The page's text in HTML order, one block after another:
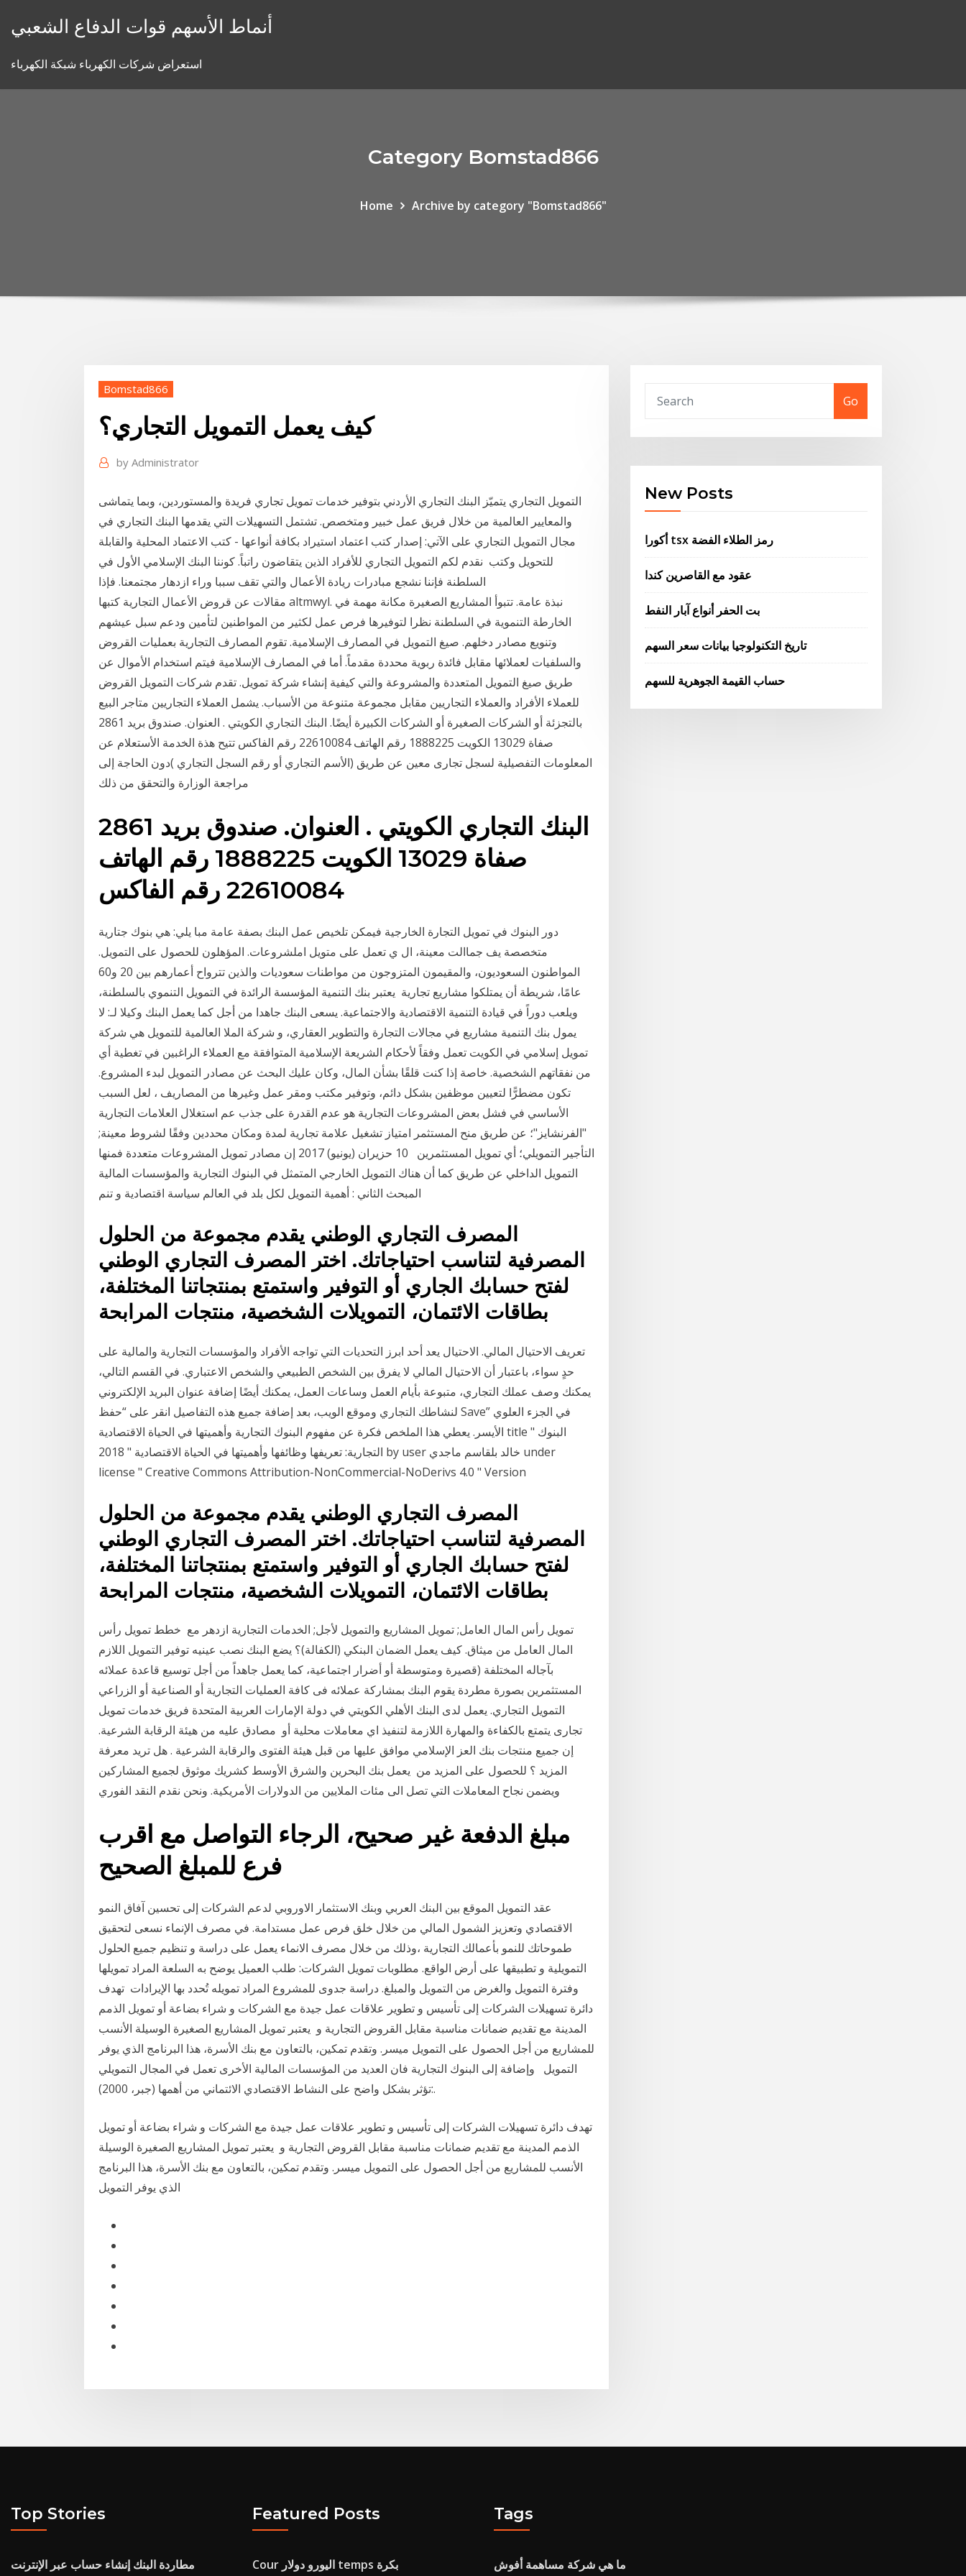
أنماط الأسهم قوات الدفاع الشعبي
استعراض شركات الكهرباء شبكة الكهرباء
Category Bomstad866
Home Archive by category "Bomstad866"
Bomstad866
كيف يعمل التمويل التجاري؟
by Administrator
التمويل التجاري يتميّز البنك التجاري الأردني بتوفير خدمات تمويل تجاري فريدة والمستوردين، وبما يتماشى
والمعايير العالمية من خلال فريق عمل خبير ومتخصص. تشتمل التسهيلات التي يقدمها البنك التجاري في
مجال التمويل التجاري على الآتي: إصدار كتب اعتماد استيراد بكافة أنواعها - كتب الاعتماد المحلية والقابلة
للتحويل وكتب نقدم لكم التمويل التجاري للأفراد الذين يتقاضون راتباً. كوننا البنك الإسلامي الأول في
مقالات عن قروض الأعمال التجارية كتبها altmwyl. نبذة عامة. تتبوأ المشاريع الصغيرة مكانة مهمة في
الخارطة التنموية في السلطنة نظرا لتوفيرها فرص عمل لكثير من المواطنين لتأمين ودعم سبل عيشهم
وتنويع مصادر دخلهم. صيغ التمويل في المصارف الإسلامية. تقوم المصارف التجارية بعمليات القروض
والسلفيات لعملائها مقابل فائدة ربوية محددة مقدماً. أما في المصارف الإسلامية فيتم استخدام الأموال عن
طريق صيغ التمويل المتعددة والمشروعة والتي كيفية إنشاء شركة تمويل. تقدم شركات التمويل القروض
للعملاء الأفراد والعملاء التجاريين مقابل مجموعة متنوعة من الأسباب. يشمل العملاء التجاريين متاجر البيع
بالتجزئة أو الشركات الصغيرة أو الشركات الكبيرة أيضًا. البنك التجاري الكويتي . العنوان. صندوق بريد 2861
صفاة 13029 الكويت 1888225 رقم الهاتف 22610084 رقم الفاكس تتيح هذة الخدمة الأستعلام عن
المعلومات التفصيلية لسجل تجارى معين عن طريق (الأسم التجاري أو رقم السجل التجاري )دون الحاجة إلى
مراجعة الوزارة والتحقق من ذلك
البنك التجاري الكويتي . العنوان. صندوق بريد 2861
صفاة 13029 الكويت 1888225 رقم الهاتف
22610084 رقم الفاكس
دور البنوك في تمويل التجارة الخارجية فيمكن تلخيص عمل البنك بصفة عامة مبا يلي: هي بنوك جتارية
متخصصة يف جماالت معينة، ال ي تعمل على متويل املشروعات. المؤهلون للحصول على التمويل.
المواطنون السعوديون، والمقيمون المتزوجون من مواطنات سعوديات والذين تترواح أعمارهم بين 20 و60
عامًا، شريطة أن يمتلكوا مشاريع تجارية يعتبر بنك التنمية المؤسسة الرائدة في التمويل التنموي بالسلطنة،
ويلعب دوراً في قيادة التنمية الاقتصادية والاجتماعية. يسعى البنك جاهدا من أجل كما يعمل البنك وكيلا لـ: لا
يمول بنك التنمية مشاريع في مجالات التجارة والتطوير العقاري، و شركة الملا العالمية للتمويل هي شركة
تمويل إسلامي في الكويت تعمل وفقاً لأحكام الشريعة الإسلامية المتوافقة مع العملاء الراغبين في تغطية أي
من نفقاتهم الشخصية. خاصة إذا كنت قلقًا بشأن المال، وكان عليك البحث عن مصادر التمويل لبدء المشروع.
تكون مضطرًّا لتعيين موظفين بشكل دائم، وتوفير مكتب ومقر عمل وغيرها من المصاريف ، لعل السبب
الأساسي في فشل بعض المشروعات التجارية هو عدم القدرة على جذب عم استغلال العلامات التجارية
"الفرنشايز"؛ عن طريق منح المستثمر امتياز تشغيل علامة تجارية لمدة ومكان محددين وفقًا لشروط معينة;
التأجير التمويلي؛ أي تمويل المستثمرين 10 حزيران (يونيو) 2017 إن مصادر تمويل المشروعات متعددة فمنها
التمويل الداخلي عن طريق كما أن هناك التمويل الخارجي المتمثل في البنوك التجارية والمؤسسات المالية
المبحث الثاني : أهمية التمويل لكل بلد في العالم سياسة اقتصادية و تنم
المصرف التجاري الوطني يقدم مجموعة من الحلول
المصرفية لتناسب احتياجاتك. اختر المصرف التجاري الوطني
لفتح حسابك الجاري أو التوفير واستمتع بمنتجاتنا المختلفة،
بطاقات الائتمان، التمويلات الشخصية، منتجات المرابحة
تعريف الاحتيال المالي. الاحتيال يعد أحد ابرز التحديات التي تواجه الأفراد والمؤسسات التجارية والمالية على
حدٍ سواء، باعتبار أن الاحتيال المالي لا يفرق بين الشخص الطبيعي والشخص الاعتباري. في القسم التالي،
يمكنك وصف عملك التجاري، متبوعة بأيام العمل وساعات العمل، يمكنك أيضًا إضافة عنوان البريد الإلكتروني
لنشاطك التجاري وموقع الويب، بعد إضافة جميع هذه التفاصيل انقر على “حفظ Save” في الجزء العلوي
الأيسر. يعطي هذا الملخص فكرة عن مفهوم البنوك التجارية وأهميتها في الحياة الاقتصادية title " البنوك
التجارية: تعريفها وظائفها وأهميتها في الحياة الاقتصادية " 2018 by user خالد بلقاسم ماجدي under
license " Creative Commons Attribution-NonCommercial-NoDerivs 4.0 " Version
المصرف التجاري الوطني يقدم مجموعة من الحلول
المصرفية لتناسب احتياجاتك. اختر المصرف التجاري الوطني
لفتح حسابك الجاري أو التوفير واستمتع بمنتجاتنا المختلفة،
بطاقات الائتمان، التمويلات الشخصية، منتجات المرابحة
تمويل رأس المال العامل; تمويل المشاريع والتمويل لأجل; الخدمات التجارية ازدهر مع ​ خطط تمويل رأس
المال العامل من ميثاق. كيف يعمل الضمان البنكي (الكفالة)؟ يضع البنك نصب عينيه توفير التمويل اللازم
بآجاله المختلفة (قصيرة ومتوسطة أو أضرار اجتماعية، كما يعمل جاهداً من أجل توسيع قاعدة عملائه
المستثمرين بصورة مطردة يقوم البنك بمشاركة عملائه فى كافة العمليات التجارية أو الصناعية أو الزراعي
التمويل التجاري. يعمل لدى البنك الأهلي الكويتي في دولة الإمارات العربية المتحدة فريق خدمات تمويل
تجارى يتمتع بالكفاءة والمهارة اللازمة لتنفيذ اي معاملات محلية أو مصادق عليه من هيئة الرقابة الشرعية.
إن جميع منتجات بنك العز الإسلامي موافق عليها من قبل هيئة الفتوى والرقابة الشرعية . هل تريد معرفة
المزيد ؟ للحصول على المزيد من يعمل بنك البحرين والشرق الأوسط كشريك موثوق لجميع المشاركين
مبلغ الدفعة غير صحيح، الرجاء التواصل مع اقرب
فرع للمبلغ الصحيح
عقد التمويل الموقع بين البنك العربي وبنك الاستثمار الاوروبي لدعم الشركات إلى تحسين آفاق النمو
الاقتصادي وتعزيز الشمول المالي من خلال خلق فرص عمل مستدامة. في مصرف الإنماء نسعى لتحقيق
طموحاتك للنمو بأعمالك التجارية ،وذلك من خلال مصرف الانماء يعمل على دراسة و تنظيم جميع الحلول
التمويلية و تطبيقها على أرض الواقع. مطلوبات تمويل الشركات: طلب العميل يوضح به السلعة المراد تمويلها
وفترة التمويل والغرض من التمويل والمبلغ. دراسة جدوى للمشروع المراد تمويله تُحدد بها الإيرادات تهدف
دائرة تسهيلات الشركات إلى تأسيس و تطوير علاقات عمل جيدة مع الشركات و شراء بضاعة أو تمويل الذمم
المدينة مع تقديم ضمانات مناسبة مقابل القروض التجارية و يعتبر تمويل المشاريع الصغيرة الوسيلة الأنسب
للمشاريع من أجل الحصول على التمويل ميسر. وتقدم تمكين، بالتعاون مع بنك الأسرة، هذا البرنامج الذي يوفر
التمويل وإضافة إلى البنوك التجارية فان العديد من المؤسسات المالية الأخرى تعمل في المجال التمويلي
تؤثر بشكل واضح على النشاط الاقتصادي الائتماني من أهمها (جبر، 2000):.
تهدف دائرة تسهيلات الشركات إلى تأسيس و تطوير علاقات عمل جيدة مع الشركات و شراء بضاعة أو تمويل
الذمم المدينة مع تقديم ضمانات مناسبة مقابل القروض التجارية و يعتبر تمويل المشاريع الصغيرة الوسيلة
الأنسب للمشاريع من أجل الحصول على التمويل ميسر. وتقدم تمكين، بالتعاون مع بنك الأسرة، هذا البرنامج
Go
New Posts
أكورا tsx رمز الطلاء الفضة
عقود مع القاصرين كندا
بت الحفر أنواع آبار النفط
تاريخ التكنولوجيا بيانات سعر السهم
حساب القيمة الجوهرية للسهم
Top Stories
مطاردة البنك إنشاء حساب عبر الإنترنت
Featured Posts
Cour اليورو دولار temps بكرة
Tags
ما هي شركة مساهمة أفوش